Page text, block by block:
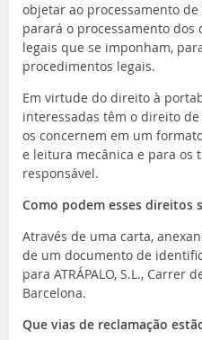
objetar ao processamento de
parará o processamento dos
legais que se imponham,
procedimentos legais.
Em virtude do direito à
interessadas têm o direito
os concernem em um
e leitura mecânica e para os
responsável.
Como podem esses direitos
Através de uma carta,
de um documento de
para ATRÁPALO, S.L., Carrer
Barcelona.
Que vias de reclamação